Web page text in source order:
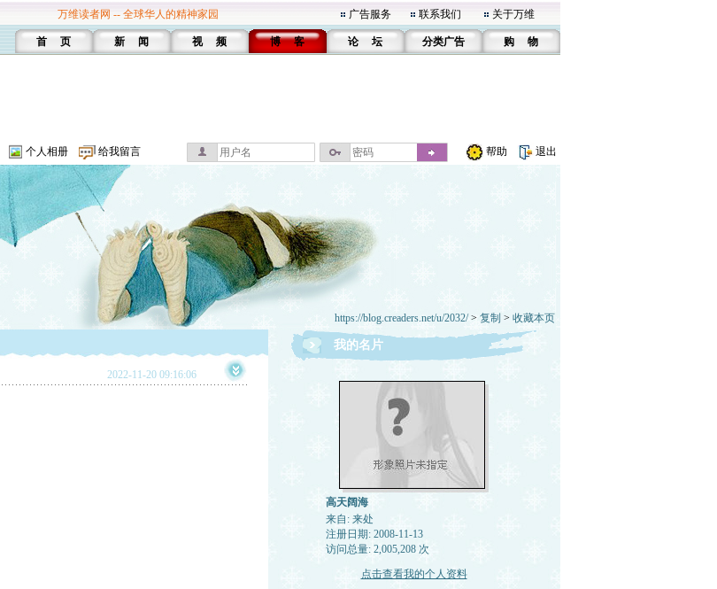
万维读者网 -- 全球华人的精神家园 广告服务 联系我们 关于万维
首 页 新 闻 视 频 博 客 论 坛 分类广告 购 物
个人相册 给我留言 帮助 退出
https://blog.creaders.net/u/2032/> 复制 > 收藏本页
2022-11-20 09:16:06
我的名片
高天阔海
来自: 来处
注册日期: 2008-11-13
访问总量: 2,005,208 次
点击查看我的个人资料